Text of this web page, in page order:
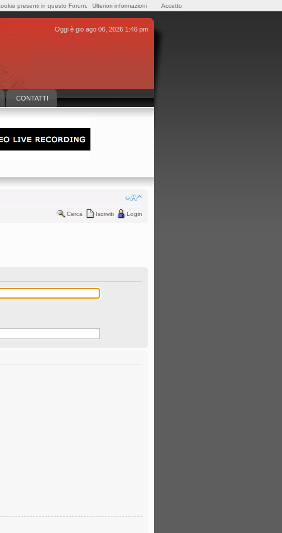
Oggi è gio ago 06, 2026 1:46 pm
CONTATTI
Cerca Iscriviti Login
presenti in questo Forum. Ulteriori informazioni Accetto